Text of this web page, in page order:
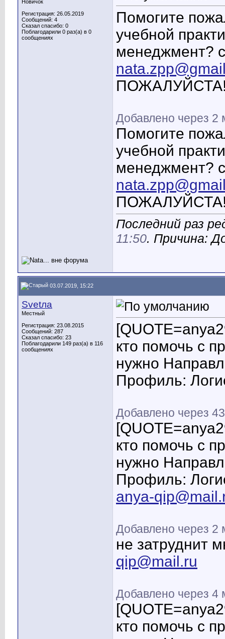
Новичок
Регистрация: 26.05.2019
Сообщений: 4
Сказал спасибо: 0
Поблагодарили 0 раз(а) в 0
сообщениях
Помогите
учебной
менеджмент?
Добавлено через 2
Помогите
учебной
менеджмент?
Последний раз
11:50. Причина:
03.07.2019, 15:22
Svetла
Местный
Регистрация: 23.08.2015
Сообщений: 287
Сказал спасибо: 23
Поблагодарили 149 раз(а) в 116
сообщениях
кто помочь с
нужно
Профиль:
Добавлено через
кто помочь с
нужно
Профиль:
anya-
Добавлено через 2
не затруднит
qip@mail.ru
Добавлено через 4
кто помочь с